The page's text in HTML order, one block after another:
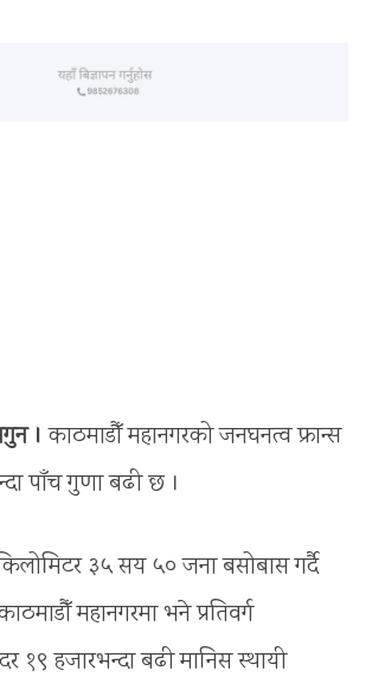
। काठमाडौँ महानगरको जनघनत्व फ्रान्स
पाँच गुणा बढी छ ।
किलोमिटर ३५ सय ५० जना बसोबास गर्दै
महानगरमा भने प्रतिवर्ग
१९ हजारभन्दा बढी मानिस स्थायी